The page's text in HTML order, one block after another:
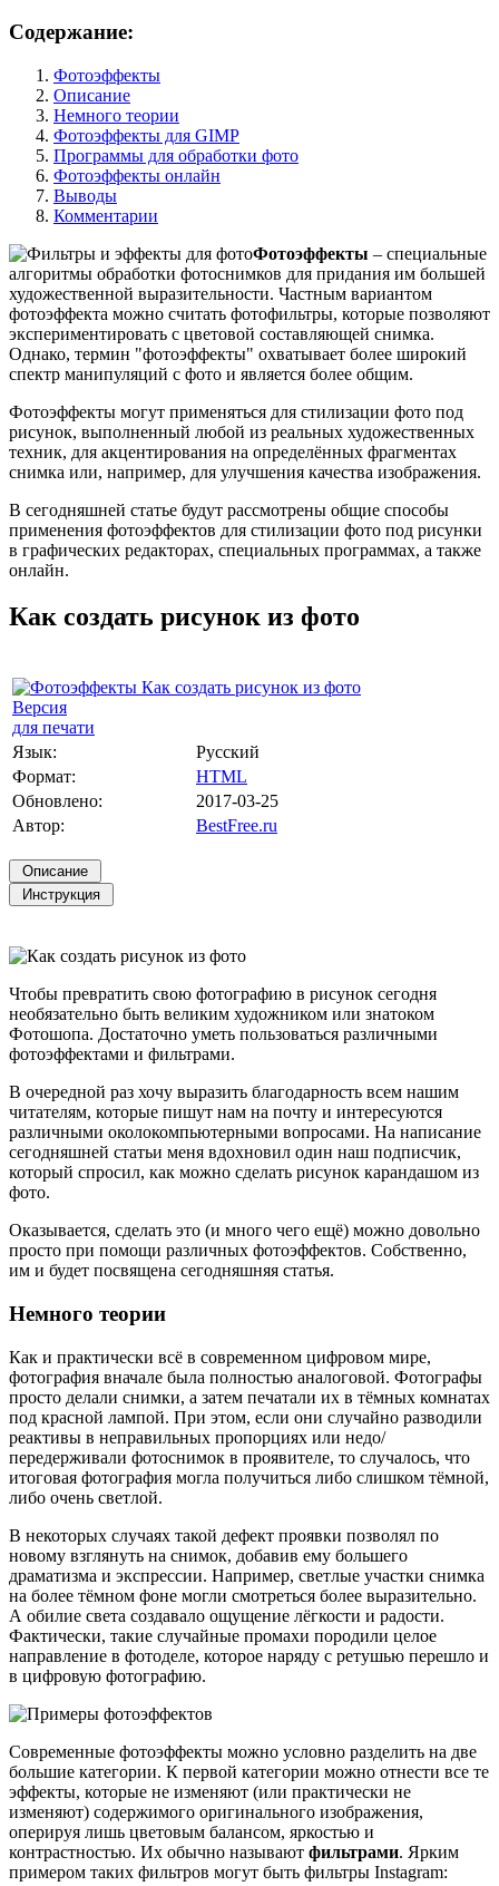
Содержание:
Фотоэффекты
Описание
Немного теории
Фотоэффекты для GIMP
Программы для обработки фото
Фотоэффекты онлайн
Выводы
Комментарии
Фотоэффекты – специальные
алгоритмы обработки фотоснимков для придания им большей
художественной выразительности. Частным вариантом
фотоэффекта можно считать фотофильтры, которые позволяют
экспериментировать с цветовой составляющей снимка.
Однако, термин "фотоэффекты" охватывает более широкий
спектр манипуляций с фото и является более общим.
Фотоэффекты могут применяться для стилизации фото под
рисунок, выполненный любой из реальных художественных
техник, для акцентирования на определённых фрагментах
снимка или, например, для улучшения качества изображения.
В сегодняшней статье будут рассмотрены общие способы
применения фотоэффектов для стилизации фото под рисунки
в графических редакторах, специальных программах, а также
онлайн.
Как создать рисунок из фото
Версия
для печати
Язык:
Русский
Формат:
HTML
Обновлено:
2017-03-25
Автор:
BestFree.ru
Чтобы превратить свою фотографию в рисунок сегодня
необязательно быть великим художником или знатоком
Фотошопа. Достаточно уметь пользоваться различными
фотоэффектами и фильтрами.
В очередной раз хочу выразить благодарность всем нашим
читателям, которые пишут нам на почту и интересуются
различными околокомпьютерными вопросами. На написание
сегодняшней статьи меня вдохновил один наш подписчик,
который спросил, как можно сделать рисунок карандашом из
фото.
Оказывается, сделать это (и много чего ещё) можно довольно
просто при помощи различных фотоэффектов. Собственно,
им и будет посвящена сегодняшняя статья.
Немного теории
Как и практически всё в современном цифровом мире,
фотография вначале была полностью аналоговой. Фотографы
просто делали снимки, а затем печатали их в тёмных комнатах
под красной лампой. При этом, если они случайно разводили
реактивы в неправильных пропорциях или недо/
передерживали фотоснимок в проявителе, то случалось, что
итоговая фотография могла получиться либо слишком тёмной,
либо очень светлой.
В некоторых случаях такой дефект проявки позволял по
новому взглянуть на снимок, добавив ему большего
драматизма и экспрессии. Например, светлые участки снимка
на более тёмном фоне могли смотреться более выразительно.
А обилие света создавало ощущение лёгкости и радости.
Фактически, такие случайные промахи породили целое
направление в фотоделе, которое наряду с ретушью перешло и
в цифровую фотографию.
Современные фотоэффекты можно условно разделить на две
большие категории. К первой категории можно отнести все те
эффекты, которые не изменяют (или практически не
изменяют) содержимого оригинального изображения,
оперируя лишь цветовым балансом, яркостью и
контрастностью. Их обычно называют фильтрами. Ярким
примером таких фильтров могут быть фильтры Instagram: